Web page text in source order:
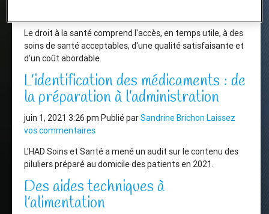
Le droit à la santé comprend l'accès, en temps utile, à des
soins de santé acceptables, d'une qualité satisfaisante et
d'un coût abordable.
L’identification des médicaments : de
la préparation à l’administration
juin 1, 2021 3:26 pm Publié parSandrine Brichon Laissez
vos commentaires
L'HAD Soins et Santé a mené un audit sur le contenu des
piluliers préparé au domicile des patients en 2021.
Des aides techniques à
l’alimentation